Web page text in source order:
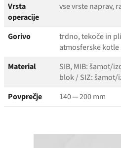
Vrsta
operacije
vse vrste naprav,
Gorivo
trdno, tekoče in
atmosferske
Material
SIB, MIB: šamot/
blok / SIZ:
Povprečje
140 — 200 mm